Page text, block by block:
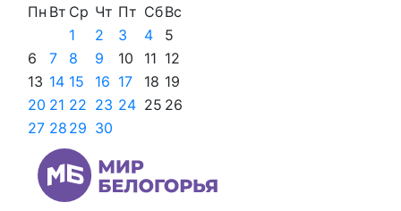
Пн Вт Ср Чт Пт СбВс
1
2 3 4
5
6
7 8 9 10 11 12
13 14 15 16 17 18 19
20 21 22 23 24 25 26
27 28 29 30